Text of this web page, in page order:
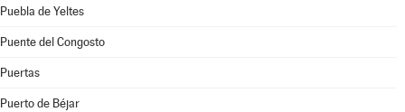
Puebla de Yeltes
Puente del Congosto
Puertas
Puerto de Béjar